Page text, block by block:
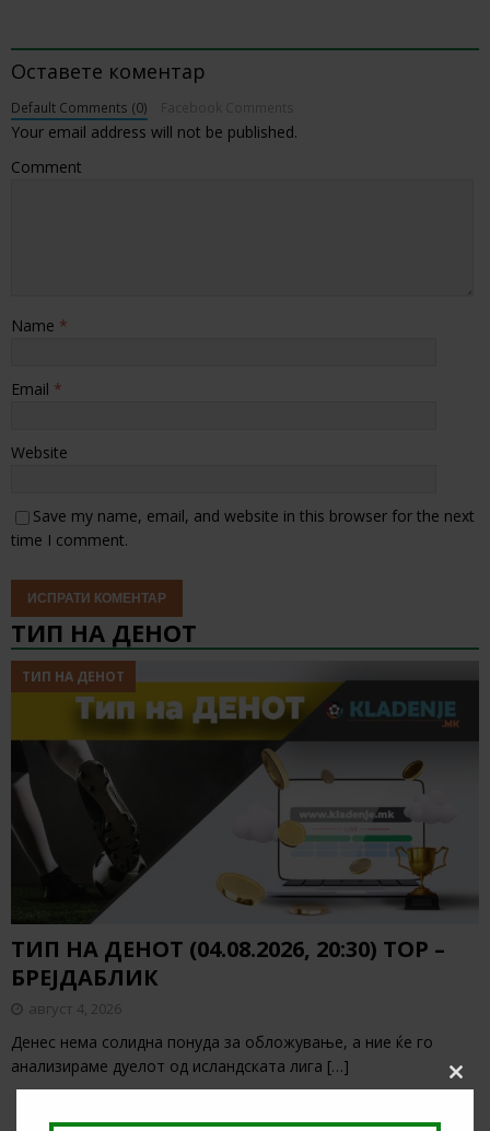
Оставете коментар
Default Comments (0)
Your email address will not be published.
Comment
Name *
Email *
Website
Save my name, email, and website in this browser for the next
time I comment.
ТИП НА ДЕНОТ
ТИП НА ДЕНОТ
ТИП НА ДЕНОТ (04.08.2026, 20:30) ТОР –
БРЕЈДАБЛИК
август 4, 2026
Денес нема солидна понуда за обложување, а ние ќе го
анализираме дуелот од исландската лига […]